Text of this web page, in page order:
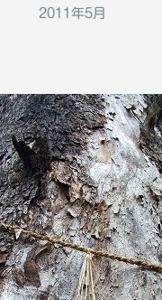
2011年5月